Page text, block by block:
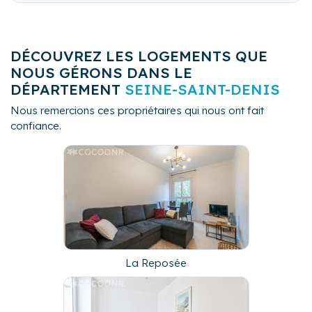
DÉCOUVREZ LES LOGEMENTS QUE
NOUS GÉRONS DANS LE
DÉPARTEMENT SEINE-SAINT-DENIS
Nous remercions ces propriétaires qui nous ont fait
confiance.
La Reposée